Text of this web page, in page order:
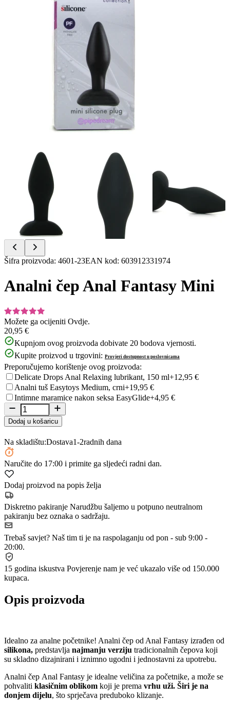
Item
of
5
Šifra proizvoda: 4601-23EAN kod: 603912331974
Analni čep Anal Fantasy Mini
Možete ga ocijeniti Ovdje.
20,95 €
Kupnjom ovog proizvoda dobivate 20 bodova vjernosti.
Kupite proizvod u trgovini: Provjeri dostupnost u poslovnicama
Preporučujemo korištenje ovog proizvoda:
Delicate Drops Anal Relaxing lubrikant, 150 ml+12,95 €
Analni tuš Easytoys Medium, crni+19,95 €
Intimne maramice nakon seksa EasyGlide+4,95 €
Dodaj u košaricu
Na skladištu:Dostava1-2radnih dana
Naručite do 17:00 i primite ga sljedeći radni dan.
Dodaj proizvod na popis želja
Diskretno pakiranje Narudžbu šaljemo u potpuno neutralnom
pakiranju bez oznaka o sadržaju.
Trebaš savjet? Naš tim ti je na raspolaganju od pon - sub 9:00 -
20:00.
15 godina iskustva Povjerenje nam je već ukazalo više od 150.000
kupaca.
Opis proizvoda
Idealno za analne početnike! Analni čep od Anal Fantasy izrađen od
silikona, predstavlja najmanju verziju tradicionalnih čepova koji
su skladno dizajnirani i iznimno ugodni i jednostavni za upotrebu.
Analni čep Anal Fantasy je idealne veličina za početnike, a može se
pohvaliti klasičnim oblikom koji je prema vrhu uži. Širi je na
donjem dijelu, što sprječava preduboko klizanje.